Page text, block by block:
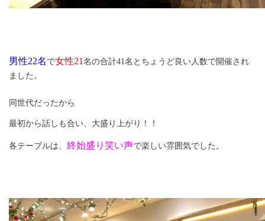
男性22名 で女性21 名の合計41名とちょうど良い人数で開催され
ました。
同世代だったから
最初から話しも合い、大盛り上がり！！
各テーブルは、 終始盛り笑い声で楽しい雰囲気でした。